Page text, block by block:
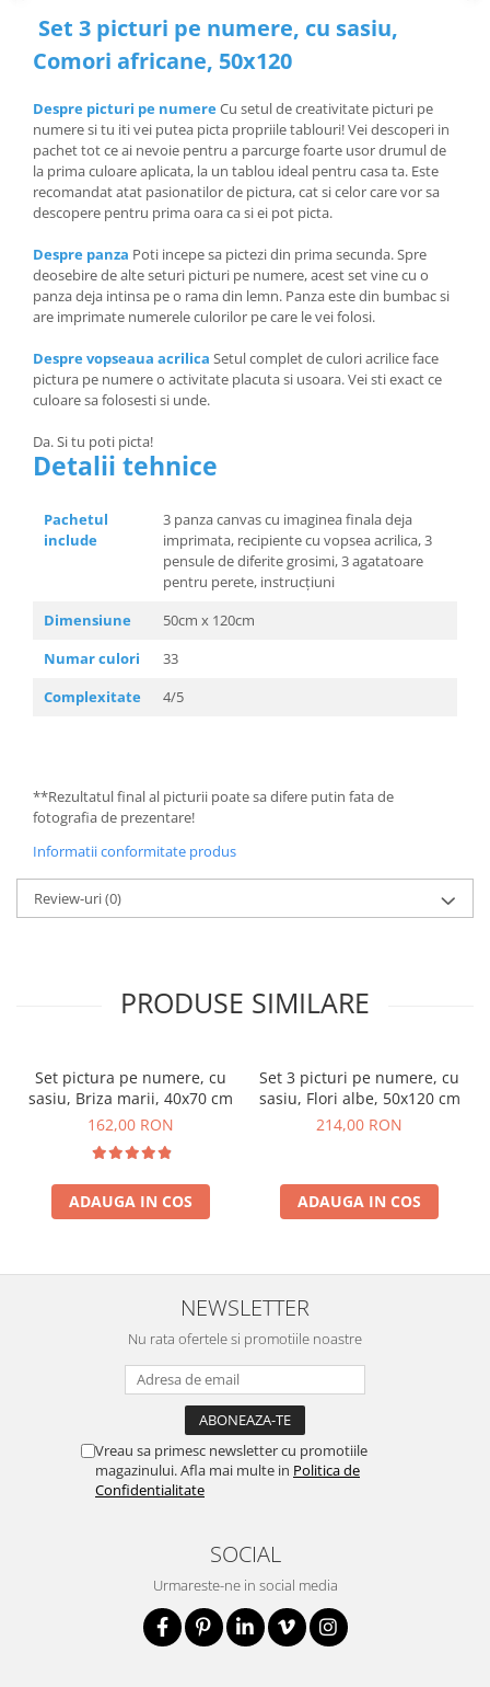
Set 3 picturi pe numere, cu sasiu,
Comori africane, 50x120
Despre picturi pe numereCu setul de creativitate picturi pe
numere si tu iti vei putea picta propriile tablouri! Vei descoperi in
pachet tot ce ai nevoie pentru a parcurge foarte usor drumul de
la prima culoare aplicata, la un tablou ideal pentru casa ta. Este
recomandat atat pasionatilor de pictura, cat si celor care vor sa
descopere pentru prima oara ca si ei pot picta.
Despre panza Poti incepe sa pictezi din prima secunda. Spre
deosebire de alte seturi picturi pe numere, acest set vine cu o
panza deja intinsa pe o rama din lemn. Panza este din bumbac si
are imprimate numerele culorilor pe care le vei folosi.
Despre vopseaua acrilica Setul complet de culori acrilice face
pictura pe numere o activitate placuta si usoara. Vei sti exact ce
culoare sa folosesti si unde.
Da. Si tu poti picta!
Detalii tehnice
Pachetul
include
3 panza canvas cu imaginea finala deja
imprimata, recipiente cu vopsea acrilica, 3
pensule de diferite grosimi, 3 agatatoare
pentru perete, instrucțiuni
Dimensiune
50cm x 120cm
Numar culori
33
Complexitate
4/5
**Rezultatul final al picturii poate sa difere putin fata de
fotografia de prezentare!
Informatii conformitate produs
Review-uri(0)
PRODUSE SIMILARE
Set pictura pe numere, cu
sasiu, Briza marii, 40x70 cm
162,00 RON
ADAUGA IN COS
Set 3 picturi pe numere, cu
sasiu, Flori albe, 50x120 cm
214,00 RON
ADAUGA IN COS
NEWSLETTER
Nu rata ofertele si promotiile noastre
Vreau sa primesc newsletter cu promotiile
magazinului. Afla mai multe in Politica de
Confidentialitate
SOCIAL
Urmareste-ne in social media